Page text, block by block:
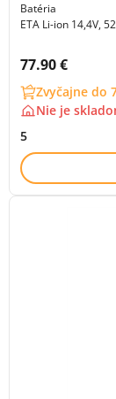
Batéria
ETA Li-ion 14,4V,
Cena s DPH:
77.90 €
Zvyčajne do
Nie je
5